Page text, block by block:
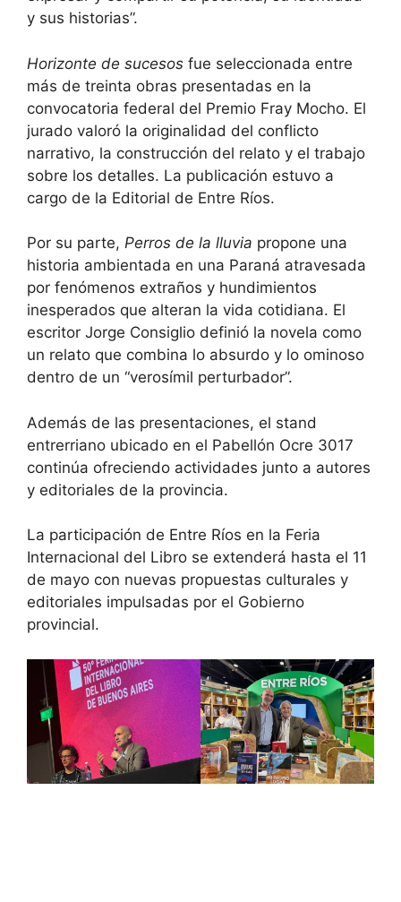
y sus historias”.
Horizonte de sucesos fue seleccionada entre
más de treinta obras presentadas en la
convocatoria federal del Premio Fray Mocho. El
jurado valoró la originalidad del conflicto
narrativo, la construcción del relato y el trabajo
sobre los detalles. La publicación estuvo a
cargo de la Editorial de Entre Ríos.
Por su parte, Perros de la lluvia propone una
historia ambientada en una Paraná atravesada
por fenómenos extraños y hundimientos
inesperados que alteran la vida cotidiana. El
escritor Jorge Consiglio definió la novela como
un relato que combina lo absurdo y lo ominoso
dentro de un “verosímil perturbador”.
Además de las presentaciones, el stand
entrerriano ubicado en el Pabellón Ocre 3017
continúa ofreciendo actividades junto a autores
y editoriales de la provincia.
La participación de Entre Ríos en la Feria
Internacional del Libro se extenderá hasta el 11
de mayo con nuevas propuestas culturales y
editoriales impulsadas por el Gobierno
provincial.